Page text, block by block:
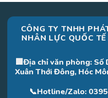
CÔNG TY TNHH
NHÂN LỰC QUỐC
🏢Địa chỉ văn phòng: Số
Xuân Thới Đông, Hóc
📞Hotline/Zalo: